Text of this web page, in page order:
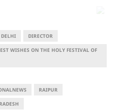
DELHI DIRECTOR
WISHES ON THE HOLY FESTIVAL OF
RAIPUR